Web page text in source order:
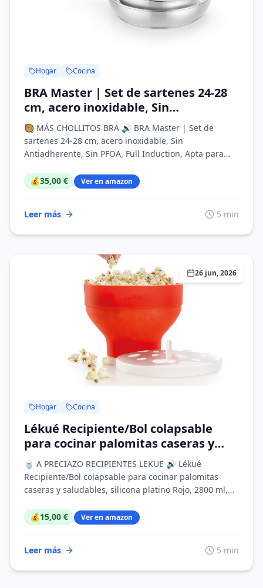
Hogar Cocina
BRA Master | Set de sartenes 24-28
cm, acero inoxidable, Sin
Antiadherente, Sin PFOA, Full
Induction, Apta para todo tipo de
Cocinas, Mango acero inoxidable
🥘 MÁS CHOLLITOS BRA 🔊 BRA Master | Set de
sartenes 24-28 cm, acero inoxidable, Sin
Antiadherente, Sin PFOA, Full Induction, Apta para
💰35,00 € Ver en amazon
Leer más 5 min
26 jun, 2026
Hogar Cocina
Lékué Recipiente/Bol colapsable
para cocinar palomitas caseras y
saludables, silicona platino Rojo,
2800 ml
🍵 A PRECIAZO RECIPIENTES LEKUE 🔊 Lékué
Recipiente/Bol colapsable para cocinar palomitas
caseras y saludables, silicona platino Rojo, 2800 ml,
💰15,00 € Ver en amazon
Leer más 5 min